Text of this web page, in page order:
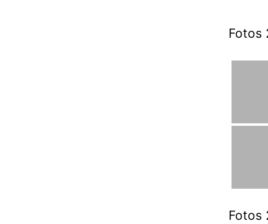
Fotos
Fotos